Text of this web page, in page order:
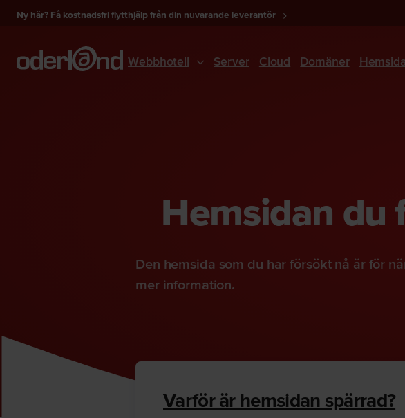
Ny här? Få kostnadsfri flytthjälp från din nuvarande leverantör
Webbhotell Server Cloud Domäner Hemsida
Hemsidan du
Den hemsida som du har försökt nå är för
mer information.
Varför är hemsidan spärrad?